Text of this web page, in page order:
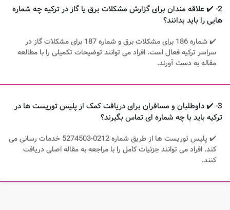
2- ✔️ علاقه مندان برای گزارش مشکلات برق یا گاز در ترکیه چه شماره
هایی را باید بدانند؟
✔️ شماره 186 برای مشکلات برق و شماره 187 برای مشکلات گاز در
سراسر ترکیه فعال است. افراد می توانند توضیحات تکمیلی را با مطالعه
مقاله به دست آورند.
3- ✔️ داوطلبان و مسافران برای دریافت کمک از پلیس توریست ها در
ترکیه باید با چه شماره ای تماس بگیرند؟
✔️ پلیس توریست ها از طریق شماره 0212-5274503 خدمات رسانی می
کند. افراد می توانند جزئیات کامل را با مراجعه به مقاله اصلی دریافت
کنند.